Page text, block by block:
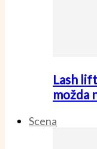
Lash
možda
Scena